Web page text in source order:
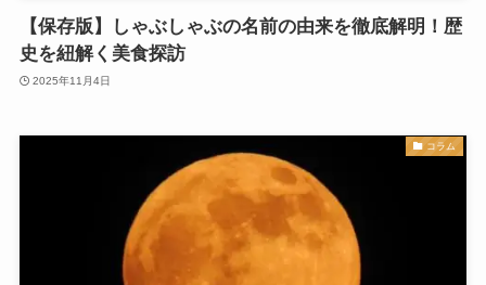
【保存版】しゃぶしゃぶの名前の由来を徹底解明！歴
史を紐解く美食探訪
2025年11月4日
コラム